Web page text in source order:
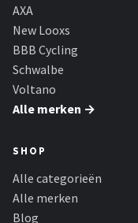
AXA
New Looxs
BBB Cycling
Schwalbe
Voltano
Alle merken →
SHOP
Alle categorieën
Alle merken
Blog